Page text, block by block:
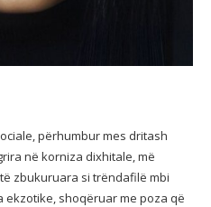
përhumbur mes dritash
në korniza dixhitale, më
zbukuruara si trëndafilë mbi
ekzotike, shoqëruar me poza që